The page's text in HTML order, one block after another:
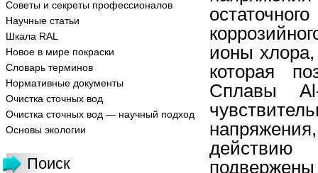
Советы и секреты профессионалов
Научные статьи
Шкала RAL
Новое в мире покраски
Словарь терминов
Нормативные документы
Очистка сточных вод
Очистка сточных вод — научный подход
Основы экологии
Поиск
ионы хлора,
которая
Сплавы
действию